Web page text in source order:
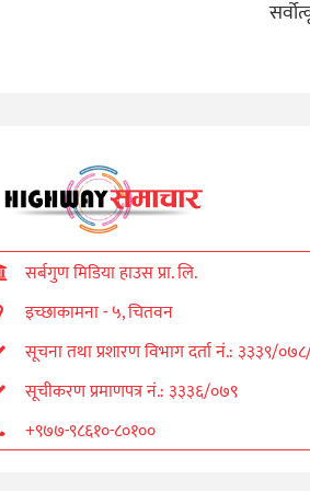
सर्बगुण मिडिया हाउस प्रा. लि.
इच्छाकामना - ५, चितवन
सूचना तथा प्रशारण विभाग दर्ता नं.: ३३३९/
सूचीकरण प्रमाणपत्र नं.: ३३३६/०७९
+९७७-९८६१०-८०१००